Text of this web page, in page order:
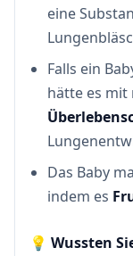
eine
Falls ein
hätte es mit
Das Baby
indem es
💡 Wussten